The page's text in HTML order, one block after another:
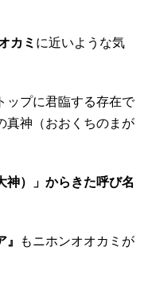
カミ に近いような気
ップに君臨する存在で
真神（おおくちのまが
神）」からきた呼び名
もニホンオオカミが